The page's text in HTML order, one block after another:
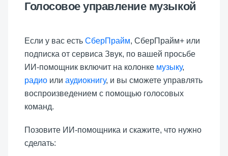
Голосовое управление музыкой
Если у вас есть СберПрайм, СберПрайм+ или
подписка от сервиса Звук, по вашей просьбе
ИИ-помощник включит на колонке музыку,
радио или аудиокнигу, и вы сможете управлять
воспроизведением с помощью голосовых
команд.
Позовите ИИ-помощника и скажите, что нужно
сделать: